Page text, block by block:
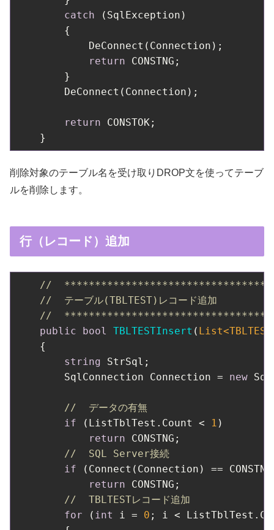
catch (SqlException)
        {
            DeConnect(Connection);
return CONSTNG;
        }
        DeConnect(Connection);
return CONSTOK;
削除対象のテーブル名を受け取りDROP文を使ってテーブ
ルを削除します。
行（レコード）追加
//
//  テーブル(TBLTEST)レコード追加
//
public
bool TBLTESTInsert (
    {
string StrSql;
        SqlConnection Connection =
new
//  データの有無
if (ListTblTest.Count < 1 )
return CONSTNG;
//  SQL Server接続
if (Connect(Connection) ==
return CONSTNG;
//  TBLTESTレコード追加
for ( int i = 0 ; i <